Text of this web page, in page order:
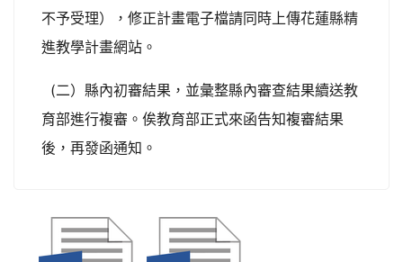
不予受理），修正計畫電子檔請同時上傳花蓮縣精
進教學計畫網站。
(二）縣內初審結果，並彙整縣內審查結果續送教
育部進行複審。俟教育部正式來函告知複審結果
後，再發函通知。